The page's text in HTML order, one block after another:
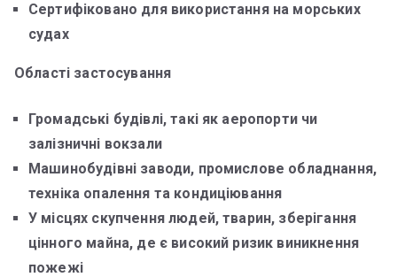
Сертифіковано для використання на морських
судах
Області застосування
Громадські будівлі, такі як аеропорти чи
залізничні вокзали
Машинобудівні заводи, промислове обладнання,
техніка опалення та кондиціювання
У місцях скупчення людей, тварин, зберігання
цінного майна, де є високий ризик виникнення
пожежі